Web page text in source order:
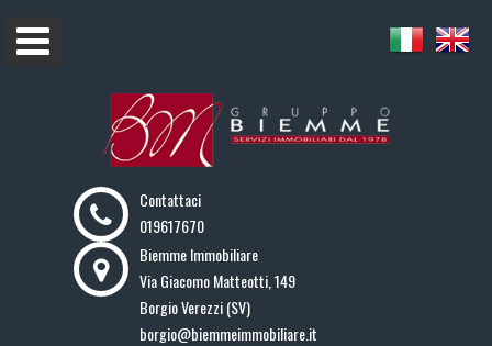
Contattaci
019617670
Biemme Immobiliare
Via Giacomo Matteotti, 149
Borgio Verezzi (SV)
borgio@biemmeimmobiliare.it